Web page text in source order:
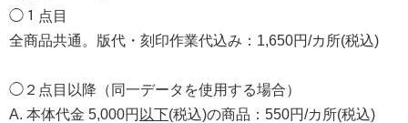
◯１点目
全商品共通。版代・刻印作業代込み：1,650円/カ所(税込)
◯２点目以降（同一データを使用する場合）
A. 本体代金 5,000円 以下(税込)の商品：550円/カ所(税込)